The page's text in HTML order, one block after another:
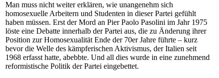
Man muss nicht weiter erklären, wie unangenehm sich
homosexuelle Arbeitern und Studenten in dieser Partei gefühlt
haben müssen. Erst der Mord an Pier Paolo Pasolini im Jahr 1975
löste eine Debatte innerhalb der Partei aus, die zu Änderung ihrer
Position zur Homosexualität Ende der 70er Jahre führte – kurz
bevor die Welle des kämpferischen Aktivismus, der Italien seit
1968 erfasst hatte, abebbte. Und all dies wurde in eine zunehmend
reformistische Politik der Partei eingebettet.